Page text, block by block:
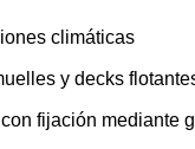
climáticas
y decks
fijación mediante